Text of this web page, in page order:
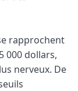
rapprochent
000 dollars,
nerveux. De